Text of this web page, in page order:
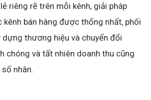
riêng rẽ trên mỗi kênh, giải pháp
kênh bán hàng được thống nhất, phối
dựng thương hiệu và chuyển đổi
chóng và tất nhiên doanh thu cũng
nhân.